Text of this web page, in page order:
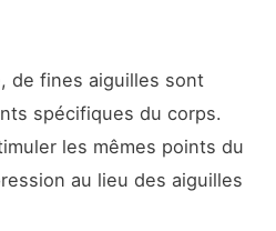
de fines aiguilles sont
spécifiques du corps.
les mêmes points du
au lieu des aiguilles